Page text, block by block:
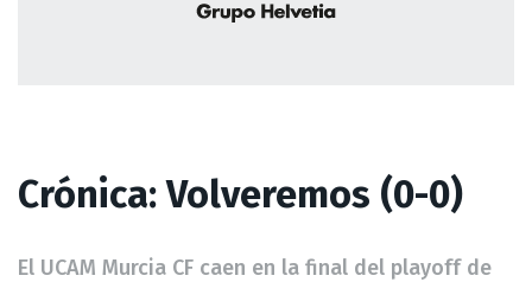
Crónica: Volveremos (0-0)
El UCAM Murcia CF caen en la final del playoff de